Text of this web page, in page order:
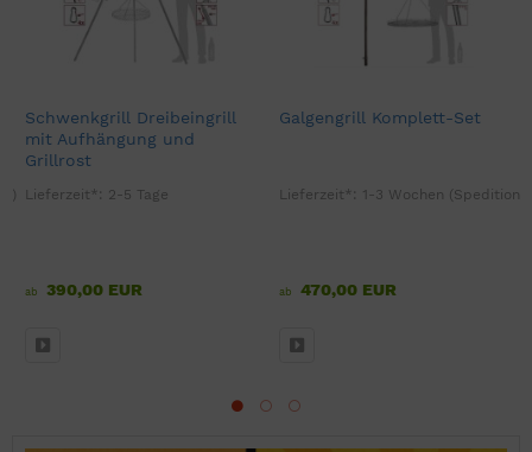
Schwenkgrill Dreibeingrill
mit Aufhängung und
Grillrost
Lieferzeit*: 2-5 Tage
ab 390,00 EUR
Galgengrill Komplett-Set
Lieferzeit*: 1-3 Wochen (Spedition)
ab 470,00 EUR